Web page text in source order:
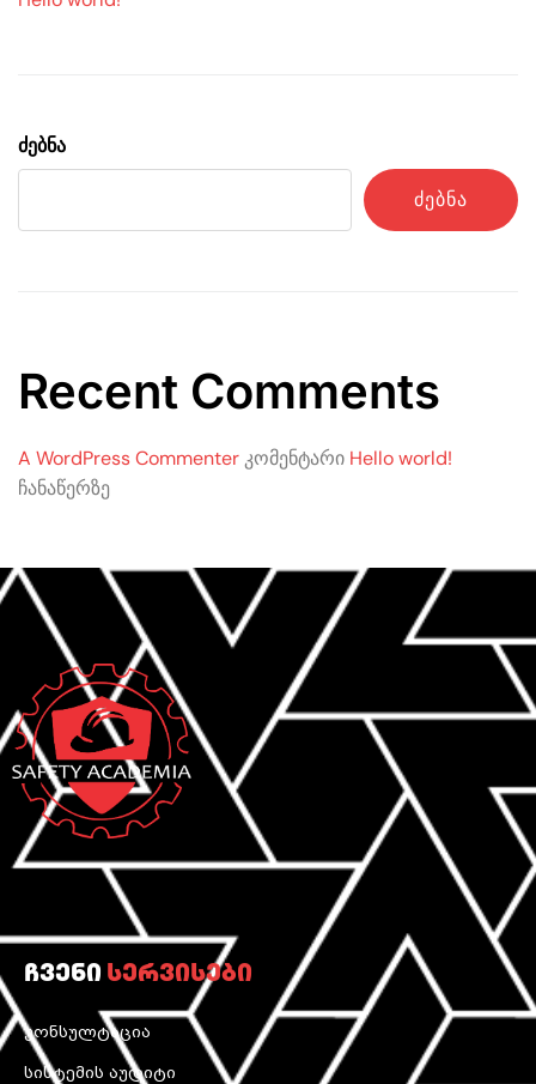
ძებნა
ᲫᲔᲑᲜᲐ
Recent Comments
A WordPress Commenterკომენტარი Hello world!
ჩანაწერზე
ჩვენი სერვისები
კონსულტაცია
სისტემის აუდიტი